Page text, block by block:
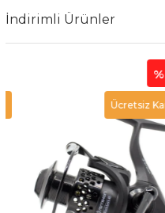
İndirimli Ürünler
%10
Ücretsiz